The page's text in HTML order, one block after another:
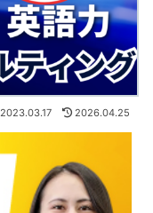
2023.03.17 2026.04.25